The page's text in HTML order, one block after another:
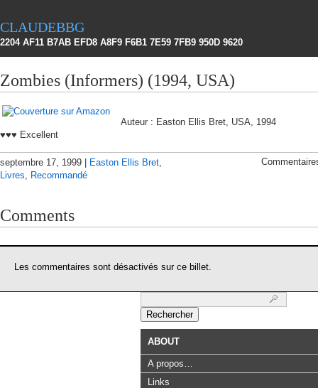
claudebbg
2204 AF11 B7AB EFD8 A8F9 F6B1 7E59 7FB9 950D 9620
Zombies (Informers) (1994, USA)
Auteur : Easton Ellis Bret, USA, 1994
♥♥♥ Excellent
septembre 17, 1999 | Easton Ellis Bret,
Livres, Recommandé
Comments
Les commentaires sont désactivés sur ce billet.
ABOUT
A propos…
Links